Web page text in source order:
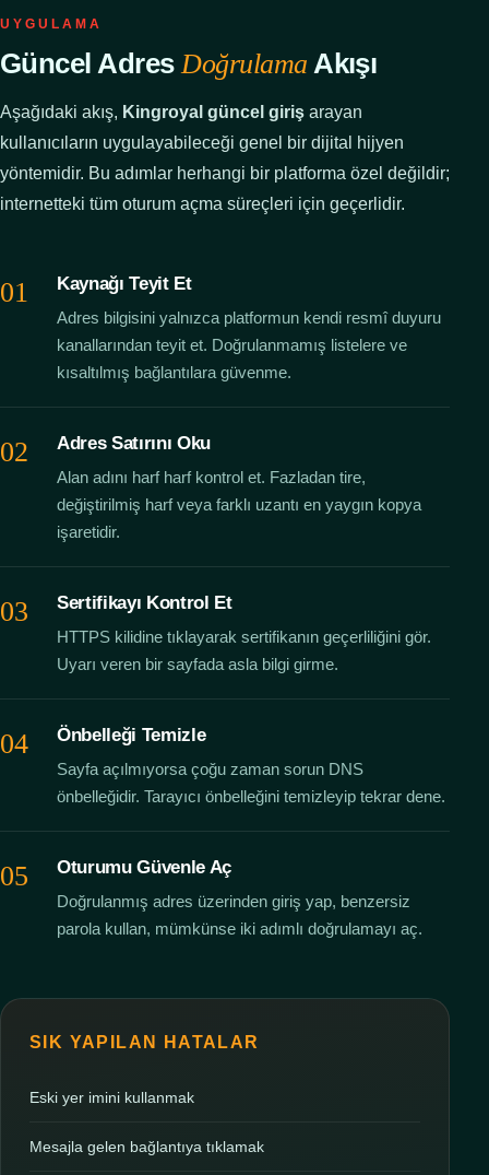
UYGULAMA
Güncel AdresDoğrulama Akışı
Aşağıdaki akış, Kingroyal güncel giriş arayan
kullanıcıların uygulayabileceği genel bir dijital hijyen
yöntemidir. Bu adımlar herhangi bir platforma özel değildir;
internetteki tüm oturum açma süreçleri için geçerlidir.
Kaynağı Teyit Et
Adres bilgisini yalnızca platformun kendi resmî duyuru
kanallarından teyit et. Doğrulanmamış listelere ve
kısaltılmış bağlantılara güvenme.
Adres Satırını Oku
Alan adını harf harf kontrol et. Fazladan tire,
değiştirilmiş harf veya farklı uzantı en yaygın kopya
işaretidir.
Sertifikayı Kontrol Et
HTTPS kilidine tıklayarak sertifikanın geçerliliğini gör.
Uyarı veren bir sayfada asla bilgi girme.
Önbelleği Temizle
Sayfa açılmıyorsa çoğu zaman sorun DNS
önbelleğidir. Tarayıcı önbelleğini temizleyip tekrar dene.
Oturumu Güvenle Aç
Doğrulanmış adres üzerinden giriş yap, benzersiz
parola kullan, mümkünse iki adımlı doğrulamayı aç.
SIK YAPILAN HATALAR
Eski yer imini kullanmak
Mesajla gelen bağlantıya tıklamak